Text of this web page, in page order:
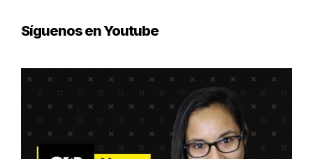
Síguenos en Youtube